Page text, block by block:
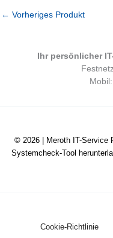
← Vorheriges Produkt
Ihr persönlicher
Mobil:
© 2026 | Meroth IT-Service
Systemcheck-Tool
Cookie-Richtlinie